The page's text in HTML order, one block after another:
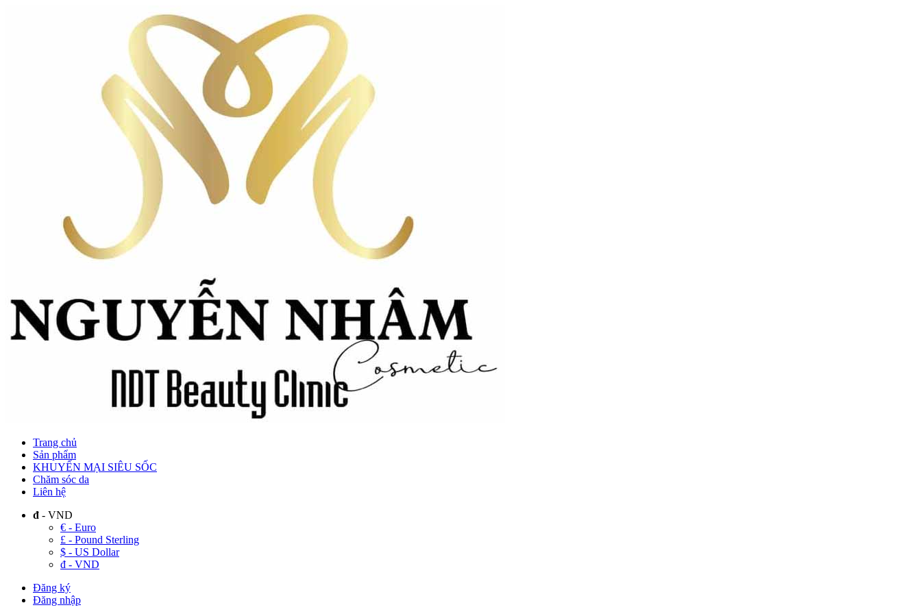
Trang chủ
Sản phẩm
KHUYẾN MẠI SIÊU SỐC
Chăm sóc da
Liên hệ
đ - VND
€ - Euro
£ - Pound Sterling
$ - US Dollar
đ - VND
Đăng ký
Đăng nhập